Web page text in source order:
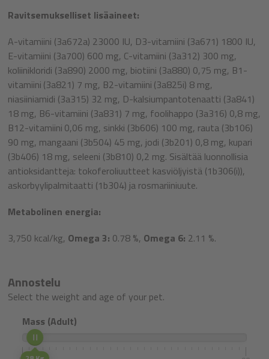
Ravitsemukselliset lisäaineet:
A-vitamiini (3a672a) 23000 IU, D3-vitamiini (3a671) 1800 IU,
E-vitamiini (3a700) 600 mg, C-vitamiini (3a312) 300 mg,
koliinikloridi (3a890) 2000 mg, biotiini (3a880) 0,75 mg, B1-
vitamiini (3a821) 7 mg, B2-vitamiini (3a825i) 8 mg,
niasiiniamidi (3a315) 32 mg, D-kalsiumpantotenaatti (3a841)
18 mg, B6-vitamiini (3a831) 7 mg, foolihappo (3a316) 0,8 mg,
B12-vitamiini 0,06 mg, sinkki (3b606) 100 mg, rauta (3b106)
90 mg, mangaani (3b504) 45 mg, jodi (3b201) 0,8 mg, kupari
(3b406) 18 mg, seleeni (3b810) 0,2 mg. Sisältää luonnollisia
antioksidantteja: tokoferoliuutteet kasviöljyistä (1b306(i)),
askorbyylipalmitaatti (1b304) ja rosmariiniuute.
Metabolinen energia:
3,750 kcal/kg, Omega 3: 0.78 %, Omega 6: 2.11 %.
Annostelu
Select the weight and age of your pet.
Mass (Adult)